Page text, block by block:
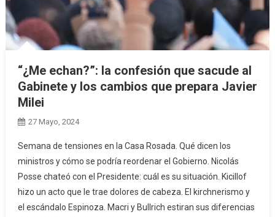
“¿Me echan?”: la confesión que sacude al
Gabinete y los cambios que prepara Javier
Milei
27 Mayo, 2024
Semana de tensiones en la Casa Rosada. Qué dicen los
ministros y cómo se podría reordenar el Gobierno. Nicolás
Posse chateó con el Presidente: cuál es su situación. Kicillof
hizo un acto que le trae dolores de cabeza. El kirchnerismo y
el escándalo Espinoza. Macri y Bullrich estiran sus diferencias